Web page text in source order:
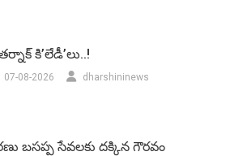
కి’లేడీ’లు..!
07-08-2026 dharshininews
బసప్ప సేవలకు దక్కిన గౌరవం